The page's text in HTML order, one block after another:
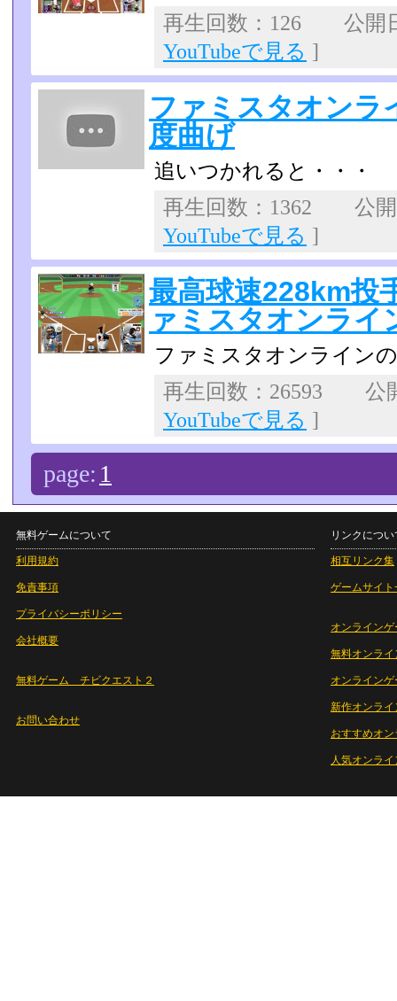
再生回数：126 公開
YouTubeで見る ]
ファミスタオン
度曲げ
追いつかれると・・・
再生回数：1362 公
YouTubeで見る ]
最高球速228km投
ァミスタオンライ
ファミスタオンライン
再生回数：26593 公
YouTubeで見る ]
page: 1
無料ゲームについて
利用規約
免責事項
プライバシーポリシー
会社概要
無料ゲーム チビクエスト２
お問い合わせ
リンクについ
相互リンク集
ゲームサイト
オンラインゲ
無料オンライ
オンライン
新作オンライ
おすすめオ
人気オンラ